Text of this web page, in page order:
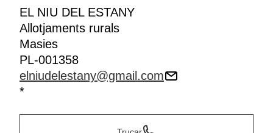
EL NIU DEL ESTANY
Allotjaments rurals
Masies
PL-001358
elniudelestany@gmail.com
*